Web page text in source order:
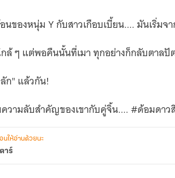
ของหนุ่ม Y กับสาวเกือบเบี้ยน.... มันเริ่มจ
ล้ ๆ แต่พอคืนนั้นที่เมา ทุกอย่างก็กลับตาลปั
ก" แล้วกัน!
ความลับสำคัญของเขากับคู่จิ้น.... #ด้อมดาว
เอวดีกว่ากัน?" (ลีโอ)
นให้อ่านด้วยนะ
าร์